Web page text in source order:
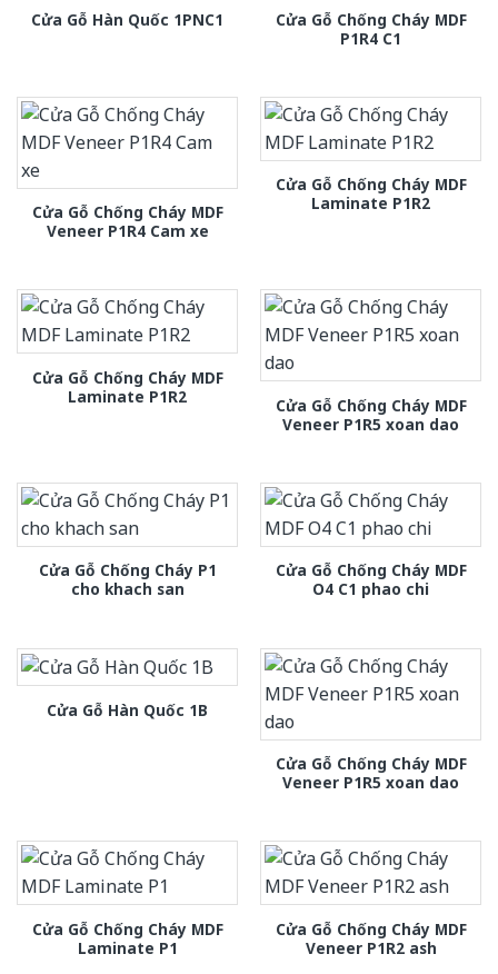
Cửa Gỗ Hàn Quốc 1PNC1
Cửa Gỗ Chống Cháy MDF
P1R4 C1
Cửa Gỗ Chống Cháy MDF
Veneer P1R4 Cam xe
Cửa Gỗ Chống Cháy MDF
Laminate P1R2
Cửa Gỗ Chống Cháy MDF
Laminate P1R2
Cửa Gỗ Chống Cháy MDF
Veneer P1R5 xoan dao
Cửa Gỗ Chống Cháy P1
cho khach san
Cửa Gỗ Chống Cháy MDF
O4 C1 phao chi
Cửa Gỗ Hàn Quốc 1B
Cửa Gỗ Chống Cháy MDF
Veneer P1R5 xoan dao
Cửa Gỗ Chống Cháy MDF
Laminate P1
Cửa Gỗ Chống Cháy MDF
Veneer P1R2 ash